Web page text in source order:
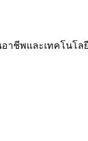
าชีพและเทคโนโ